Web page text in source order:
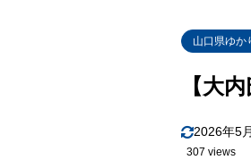
山口県ゆか
【大
2026年5
307 views